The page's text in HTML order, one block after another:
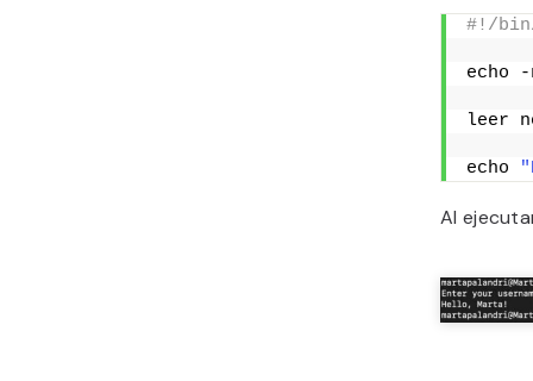
#!/
echo
leer
echo
Al